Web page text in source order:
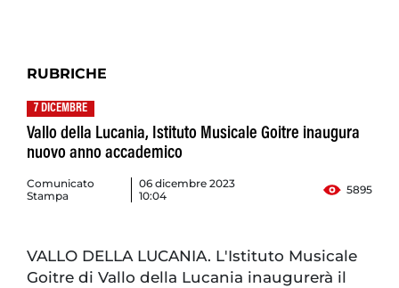
RUBRICHE
7 DICEMBRE
Vallo della Lucania, Istituto Musicale Goitre inaugura
nuovo anno accademico
Comunicato
Stampa
06 dicembre 2023
10:04
5895
VALLO DELLA LUCANIA. L'Istituto Musicale
Goitre di Vallo della Lucania inaugurerà il